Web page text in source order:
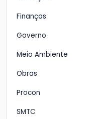
Finanças
Governo
Meio Ambiente
Obras
Procon
SMTC